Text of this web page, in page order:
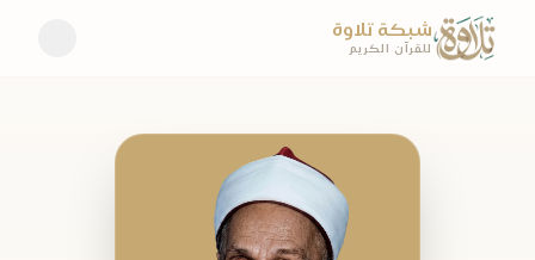
شبكة تلاوة
للقرآن الكريم